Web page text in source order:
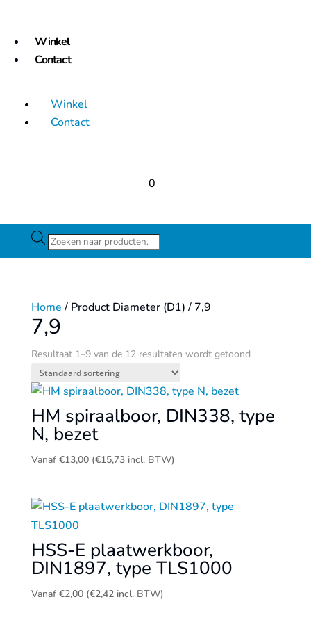
Winkel
Contact
Winkel
Contact
0
Producten
zoeken
Home/ Product Diameter (D1) / 7,9
7,9
Resultaat 1–9 van de 12 resultaten wordt getoond
HM spiraalboor, DIN338, type
N, bezet
Vanaf €13,00 (€15,73incl. BTW)
HSS-E plaatwerkboor,
DIN1897, type TLS1000
Vanaf €2,00 (€2,42incl. BTW)